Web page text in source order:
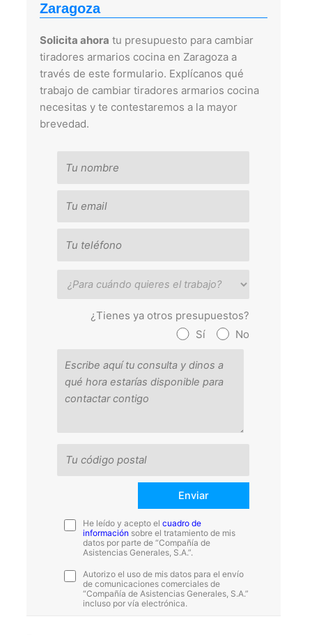
Zaragoza
Solicita ahora tu presupuesto para cambiar
tiradores armarios cocina en Zaragoza a
través de este formulario. Explícanos qué
trabajo de cambiar tiradores armarios cocina
necesitas y te contestaremos a la mayor
brevedad.
¿Tienes ya otros presupuestos?
Sí
No
He leído y acepto elcuadro de
información sobre el tratamiento de mis
datos por parte de “Compañía de
Asistencias Generales, S.A.”.
Autorizo el uso de mis datos para el envío
de comunicaciones comerciales de
“Compañía de Asistencias Generales, S.A.”
incluso por vía electrónica.